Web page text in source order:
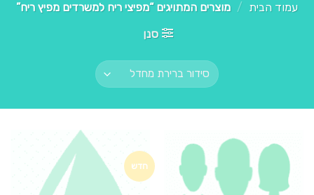
עמוד הבית / מוצרים המתויגים “מפיצי ריח למשרדים מפיץ ריח”
סנן
חדש